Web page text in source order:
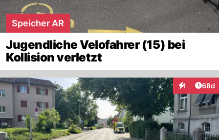
Speicher AR
Jugendliche Velofahrer (15) bei
Kollision verletzt
1
Interaktionen
68d